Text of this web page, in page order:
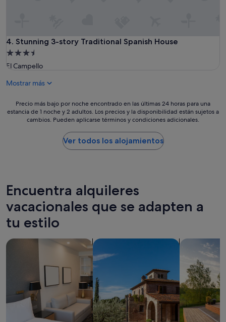
4. Stunning 3-story Traditional Spanish House
Stunning 3-story Traditional Spanish House
Alojamiento
de
El Campello
Mostrar más
Precio
más
24 horas
para
una
estancia
de
1 noche
y
disponibilidad
están
Precio más bajo por noche encontrado en las últimas 24 horas para una
estancia de 1 noche y 2 adultos. Los precios y la disponibilidad están sujetos a
cambios. Pueden aplicarse términos y condiciones adicionales.
Ver todos los alojamientos
Encuentra alquileres
vacacionales que se adapten a
tu estilo
Buscar apartoteles Buscar villas buscar